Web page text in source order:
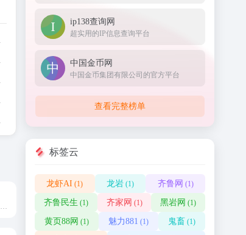
ip138查询网
超实用的IP信息查询平台
中国金币网
中国金币集团有限公司的官方平台
查看完整榜单
标签云
龙虾AI (1) 龙岩 (1) 齐鲁网 (1)
齐鲁民生 (1) 齐家网 (1) 黑岩网 (1)
黄页88网 (1) 魅力881 (1) 鬼畜 (1)